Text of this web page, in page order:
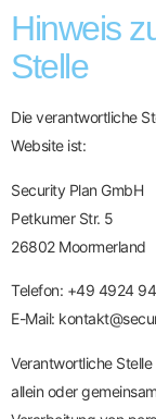
Hinweis
Stelle
Die verantwortliche
Website ist:
Security Plan GmbH
Petkumer Str. 5
26802 Moormerland
Telefon: +49 4924
E-Mail:
Verantwortliche
allein oder